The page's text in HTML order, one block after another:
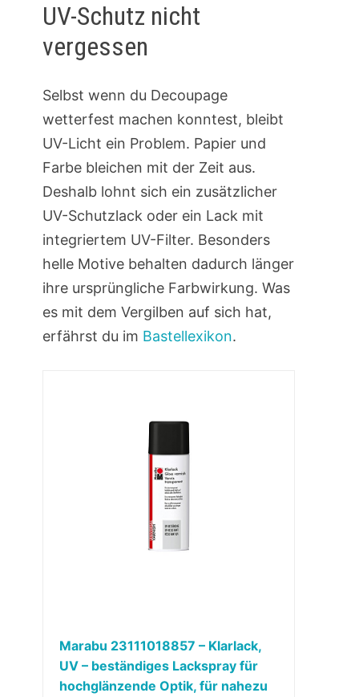
UV-Schutz nicht
vergessen
Selbst wenn du Decoupage
wetterfest machen konntest, bleibt
UV-Licht ein Problem. Papier und
Farbe bleichen mit der Zeit aus.
Deshalb lohnt sich ein zusätzlicher
UV-Schutzlack oder ein Lack mit
integriertem UV-Filter. Besonders
helle Motive behalten dadurch länger
ihre ursprüngliche Farbwirkung. Was
es mit dem Vergilben auf sich hat,
erfährst du im Bastellexikon.
Marabu 23111018857 – Klarlack,
UV – beständiges Lackspray für
hochglänzende Optik, für nahezu